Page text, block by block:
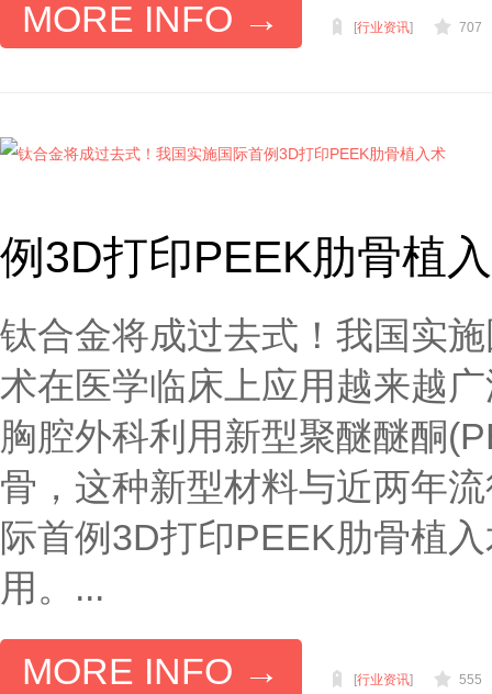
MORE INFO → [行业资讯] 707
例3D打印PEEK肋骨植
钛合金将成过去式！我国实
术在医学临床上应用越来越
胸腔外科利用新型聚醚醚酮
骨，这种新型材料与近两年
际首例3D打印PEEK肋骨植
用。...
MORE INFO →
[行业资讯] 555